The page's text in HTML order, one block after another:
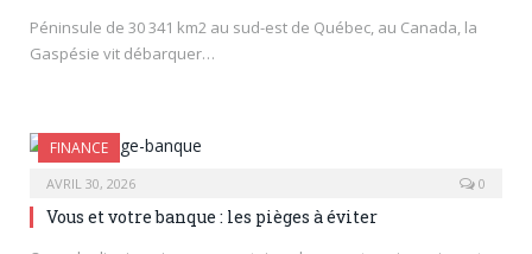
Péninsule de 30 341 km2 au sud-est de Québec, au Canada, la
Gaspésie vit débarquer…
FINANCE
AVRIL 30, 2026 0
Vous et votre banque : les pièges à éviter